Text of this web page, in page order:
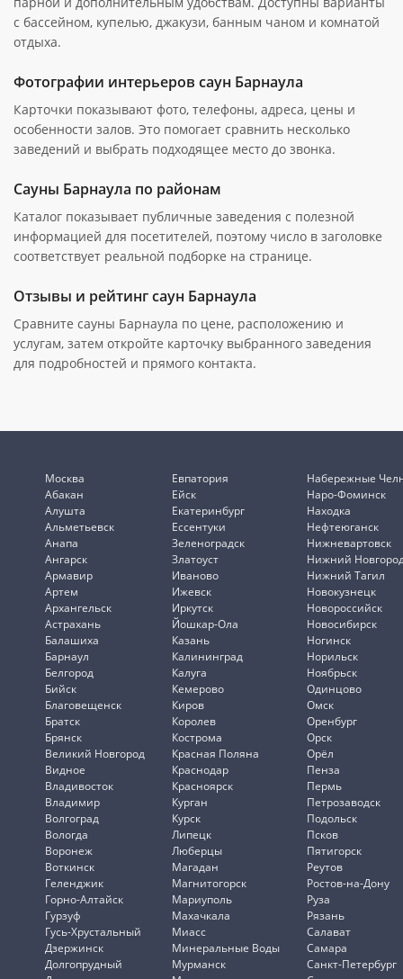
с бассейном, купелью, джакузи, банным чаном и комнатой
отдыха.
Фотографии интерьеров саун Барнаула
Карточки показывают фото, телефоны, адреса, цены и
особенности залов. Это помогает сравнить несколько
заведений и выбрать подходящее место до звонка.
Сауны Барнаула по районам
Каталог показывает публичные заведения с полезной
информацией для посетителей, поэтому число в заголовке
соответствует реальной подборке на странице.
Отзывы и рейтинг саун Барнаула
Сравните сауны Барнаула по цене, расположению и
услугам, затем откройте карточку выбранного заведения
для подробностей и прямого контакта.
Москва
Абакан
Алушта
Альметьевск
Анапа
Ангарск
Армавир
Артем
Архангельск
Астрахань
Балашиха
Барнаул
Белгород
Бийск
Благовещенск
Братск
Брянск
Великий Новгород
Видное
Владивосток
Владимир
Волгоград
Вологда
Воронеж
Воткинск
Геленджик
Горно-Алтайск
Гурзуф
Гусь-Хрустальный
Дзержинск
Долгопрудный
Евпатория
Ейск
Екатеринбург
Ессентуки
Зеленоградск
Златоуст
Иваново
Ижевск
Иркутск
Йошкар-Ола
Казань
Калининград
Калуга
Кемерово
Киров
Королев
Кострома
Красная Поляна
Краснодар
Красноярск
Курган
Курск
Липецк
Люберцы
Магадан
Магнитогорск
Мариуполь
Махачкала
Миасс
Минеральные Воды
Мурманск
Набережные
Наро-Фоминск
Находка
Нефтеюганск
Нижневартовск
Нижний
Нижний Тагил
Новокузнецк
Новороссийск
Новосибирск
Ногинск
Норильск
Ноябрьск
Одинцово
Омск
Оренбург
Орск
Орёл
Пенза
Пермь
Петрозаводск
Подольск
Псков
Пятигорск
Реутов
Ростов-на-Дону
Руза
Рязань
Салават
Самара
Санкт-Петербург